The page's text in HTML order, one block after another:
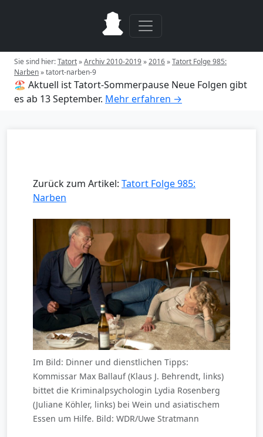
Sie sind hier:Tatort»Archiv 2010-2019»2016»Tatort Folge 985:
Narben»tatort-narben-9
🏖️ Aktuell ist Tatort-Sommerpause Neue Folgen gibt
es ab 13 September. Mehr erfahren →
Zurück zum Artikel: Tatort Folge 985:
Narben
Im Bild: Dinner und dienstlichen Tipps:
Kommissar Max Ballauf (Klaus J. Behrendt, links)
bittet die Kriminalpsychologin Lydia Rosenberg
(Juliane Köhler, links) bei Wein und asiatischem
Essen um Hilfe. Bild: WDR/Uwe Stratmann